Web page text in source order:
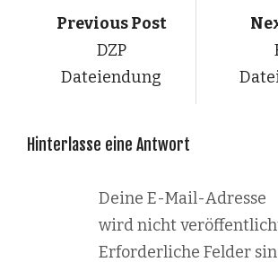
Previous Post
DZP
Dateiendung
Hinterlasse eine Antwort
Deine E-Mail-Adresse
wird nicht
Erforderliche Felder